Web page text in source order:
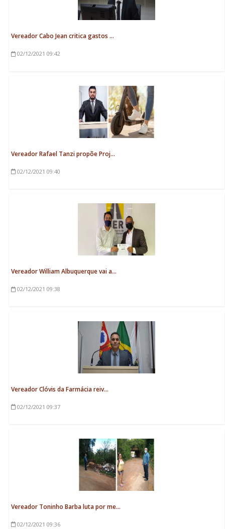
Vereador Cabo Jean critica gastos ...
02/12/2021 09:42
Vereador Rafael Tanzi propõe Proj...
02/12/2021 09:40
Vereador William Albuquerque vai a...
02/12/2021 09:38
Vereador Clóvis da Farmácia reiv...
02/12/2021 09:37
Vereador Toninho Barba luta por me...
02/12/2021 09:36